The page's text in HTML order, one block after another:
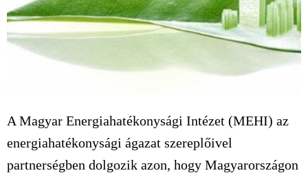
A Magyar Energiahatékonysági Intézet (MEHI) az
energiahatékonysági ágazat szereplőivel
partnerségben dolgozik azon, hogy Magyarországon